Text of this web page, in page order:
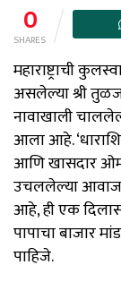
0
SHARES
महाराष्ट्राची
असलेल्या श्री
नावाखाली
आला आहे.
आणि खासदार
उचललेल्या
आहे, ही एक
पापाचा बाजार
पाहिजे.